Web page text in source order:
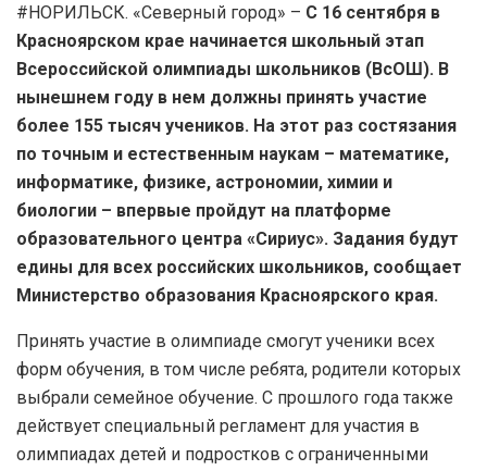
#НОРИЛЬСК. «Северный город» – С 16 сентября в
Красноярском крае начинается школьный этап
Всероссийской олимпиады школьников (ВсОШ). В
нынешнем году в нем должны принять участие
более 155 тысяч учеников. На этот раз состязания
по точным и естественным наукам – математике,
информатике, физике, астрономии, химии и
биологии – впервые пройдут на платформе
образовательного центра «Сириус». Задания будут
едины для всех российских школьников, сообщает
Министерство образования Красноярского края.
Принять участие в олимпиаде смогут ученики всех
форм обучения, в том числе ребята, родители которых
выбрали семейное обучение. С прошлого года также
действует специальный регламент для участия в
олимпиадах детей и подростков с ограниченными